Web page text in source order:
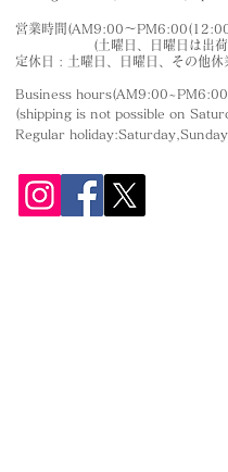
営業時間(AM9:00〜
(土曜日、日曜日は出荷
定休日 : 土曜日、日曜日、その他休
Business
(shipping is not possible on
Regular